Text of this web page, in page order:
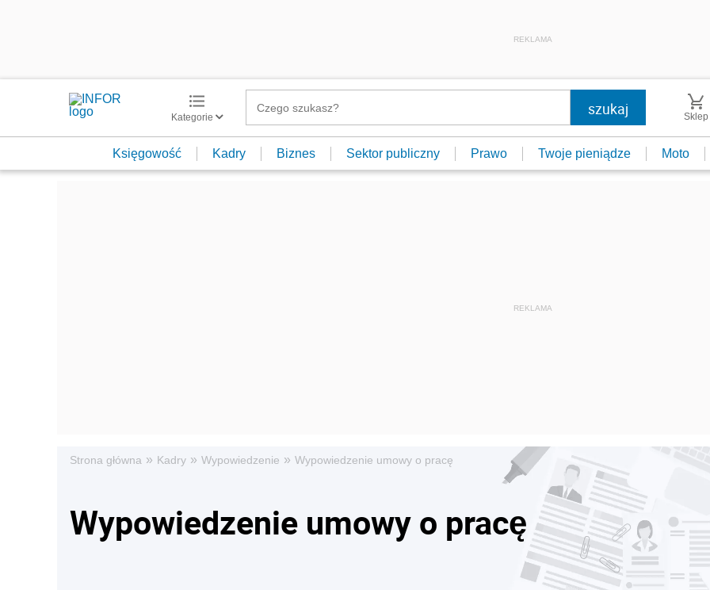
REKLAMA
Kategorie Sklep
Księgowość Kadry Biznes Sektor publiczny Prawo Twoje pieniądze Moto
Strona główna » Kadry » Wypowiedzenie » Wypowiedzenie umowy o pracę
Wypowiedzenie umowy o pracę